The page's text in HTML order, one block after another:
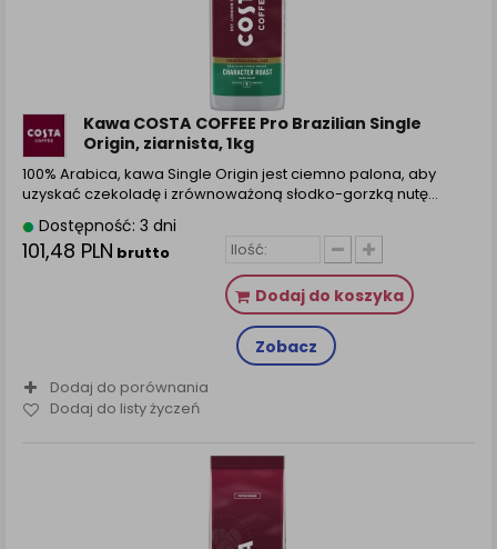
Kawa COSTA COFFEE Pro Brazilian Single
Origin, ziarnista, 1kg
100% Arabica, kawa Single Origin jest ciemno palona, aby
uzyskać czekoladę i zrównoważoną słodko-gorzką nutę…
Dostępność: 3 dni
101,48 PLN brutto
Dodaj do koszyka
Zobacz
Dodaj do porównania
Dodaj do listy życzeń